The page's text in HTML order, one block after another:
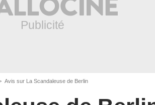
Avis sur La Scandaleuse de Berlin